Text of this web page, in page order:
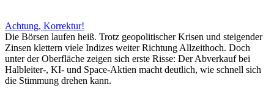
Achtung, Korrektur!
Die Börsen laufen heiß. Trotz geopolitischer Krisen und steigender
Zinsen klettern viele Indizes weiter Richtung Allzeithoch. Doch
unter der Oberfläche zeigen sich erste Risse: Der Abverkauf bei
Halbleiter-, KI- und Space-Aktien macht deutlich, wie schnell sich
die Stimmung drehen kann.